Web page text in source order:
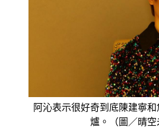
阿沁表示很好奇到底陳建寧
爐。（圖／晴空